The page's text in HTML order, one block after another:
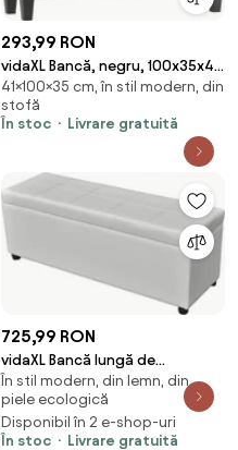
293,99 RON
vidaXL Bancă, negru, 100x35x41
cm, microfibră
41×100×35 cm, în stil modern, din
stofă
În stoc
Livrare gratuită
725,99 RON
vidaXL Bancă lungă de
depozitare, alb, lemn
În stil modern, din lemn, din
piele ecologică
Disponibil în 2 e-shop-uri
În stoc
Livrare gratuită